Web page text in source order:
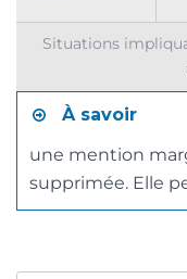
Situations
À savoir
une mention
supprimée. Elle